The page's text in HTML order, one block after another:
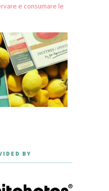
e consumare le
BY